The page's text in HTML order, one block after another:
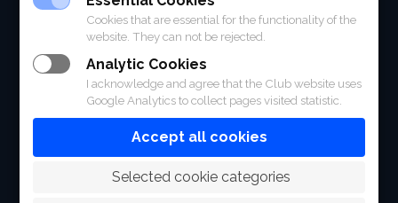
HOME
ABOUT
FACILITIES
SPORTS
RACING
Cookies that are essential for the functionality of the
website. They can not be rejected.
Analytic Cookies
I acknowledge and agree that the Club website uses
Google Analytics to collect pages visited statistic.
Accept all cookies
Selected cookie categories